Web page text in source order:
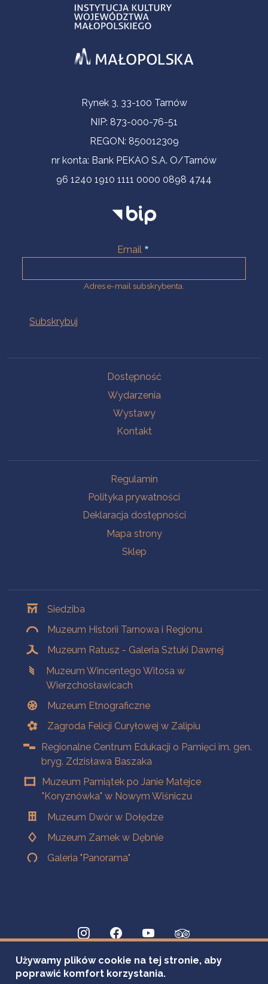
Informacje kontaktoweRynek 3, 33-100 Tarnów
NIP: 873-000-76-51
REGON: 850012309
nr konta: Bank PEKAO S.A. O/Tarnów
96 1240 1910 1111 0000 0898 4744
Email
Adres e-mail subskrybenta.
Dostępność
Wydarzenia
Wystawy
Kontakt
Regulamin
Polityka prywatności
Deklaracja dostępności
Mapa strony
Sklep
Siedziba
Muzeum Historii Tarnowa i Regionu
Muzeum Ratusz - Galeria Sztuki Dawnej
Muzeum Wincentego Witosa w
Wierzchosławicach
Muzeum Etnograficzne
Zagroda Felicji Curyłowej w Zalipiu
Regionalne Centrum Edukacji o Pamięci im. gen.
bryg. Zdzisława Baszaka
Muzeum Pamiątek po Janie Matejce
"Koryznówka" w Nowym Wiśniczu
Muzeum Dwór w Dołędze
Muzeum Zamek w Dębnie
Galeria "Panorama"
Używamy plików cookie na tej stronie, aby
poprawić komfort korzystania.